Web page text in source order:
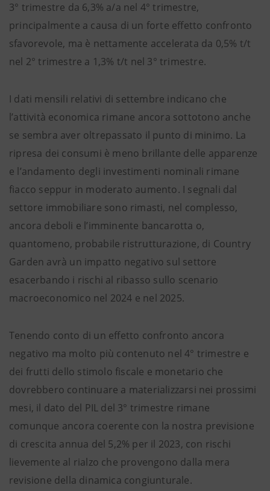
3° trimestre da 6,3% a/a nel 4° trimestre,
principalmente a causa di un forte effetto confronto
sfavorevole, ma è nettamente accelerata da 0,5% t/t
nel 2° trimestre a 1,3% t/t nel 3° trimestre.
I dati mensili relativi di settembre indicano che
l’attività economica rimane ancora sottotono anche
se sembra aver oltrepassato il punto di minimo. La
ripresa dei consumi è meno brillante delle apparenze
e l’andamento degli investimenti nominali rimane
fiacco seppur in moderato aumento. I segnali dal
settore immobiliare sono rimasti, nel complesso,
ancora deboli e l’imminente bancarotta o,
quantomeno, probabile ristrutturazione, di Country
Garden avrà un impatto negativo sul settore
esacerbando i rischi al ribasso sullo scenario
macroeconomico nel 2024 e nel 2025.
Tenendo conto di un effetto confronto ancora
negativo ma molto più contenuto nel 4° trimestre e
dei frutti dello stimolo fiscale e monetario che
dovrebbero continuare a materializzarsi nei prossimi
mesi, il dato del PIL del 3° trimestre rimane
comunque ancora coerente con la nostra previsione
di crescita annua del 5,2% per il 2023, con rischi
lievemente al rialzo che provengono dalla mera
revisione della dinamica congiunturale.